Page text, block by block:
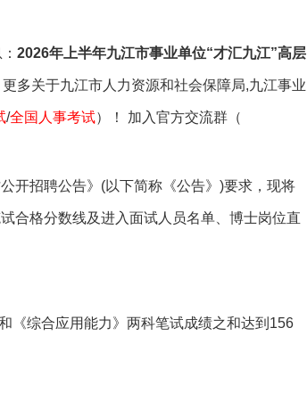
2026年上半年九江市事业单位“才汇九江”高层
更多关于九江市人力资源和社会保障局,九江事业
/全国人事考试）！ 加入官方交流群（
招聘公告》(以下简称《公告》)要求，现将
合格分数线及进入面试人员名单、博士岗位直
综合应用能力》两科笔试成绩之和达到156